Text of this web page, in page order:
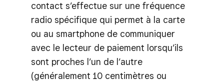
contact s’effectue sur une fréquence
radio spécifique qui permet à la carte
ou au smartphone de communiquer
avec le lecteur de paiement lorsqu’ils
sont proches l’un de l’autre
(généralement 10 centimètres ou